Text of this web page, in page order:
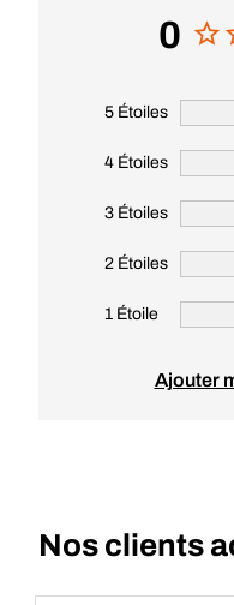
0
5 Étoiles
4 Étoiles
3 Étoiles
2 Étoiles
1 Étoile
Ajouter
Nos clients